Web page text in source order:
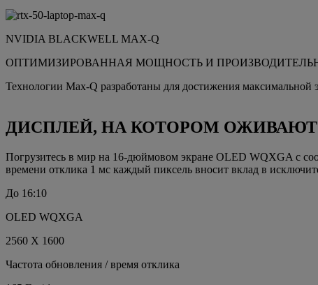
NVIDIA BLACKWELL MAX-Q
ОПТИМИЗИРОВАННАЯ МОЩНОСТЬ И
Технологии Max-Q разработаны для достижения
ДИСПЛЕЙ, НА КОТОРОМ
Погрузитесь в мир на 16-дюймовом экране OLED WQXGA с
времени отклика 1 мс каждый пиксель вносит вклад в
До 16:10
OLED WQXGA
2560 X 1600
Частота обновления / время отклика